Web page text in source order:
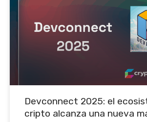
Devconnect 2025: el
cripto alcanza una nueva